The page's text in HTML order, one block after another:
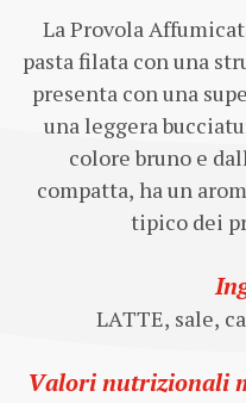
La Provola
pasta filata con una
presenta con una
una leggera
colore bruno e
compatta, ha un
tipico dei
LATTE, sale,
Valori nutrizionali